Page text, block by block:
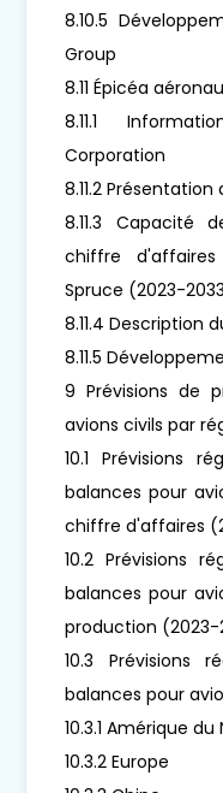
8.10.5
Group
8.11 Épicéa
8.11.1
Corporation
8.11.2
8.11.3 Capacité
chiffre
Spruce (2023-
8.11.4 Description
8.11.5
9 Prévisions de
avions civils par
10.1 Prévisions
balances pour
chiffre d'affaires
10.2 Prévisions
balances pour
production (2023-
10.3 Prévisions
balances pour
10.3.1 Amérique du
10.3.2 Europe